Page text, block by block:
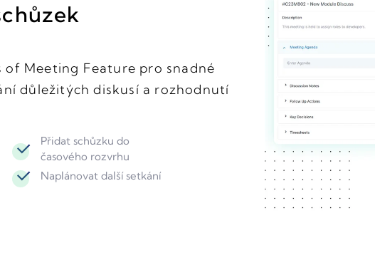
Meeting Feature pro snadné
důležitých diskusí a rozhodnutí
Přidat schůzku do
časového rozvrhu
Naplánovat další setkání